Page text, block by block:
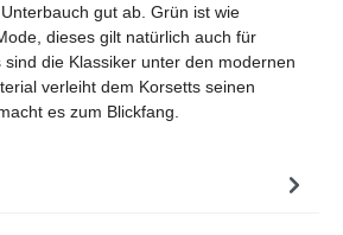
gut ab. Grün ist wie
dieses gilt natürlich auch für
die Klassiker unter den modernen
verleiht dem Korsetts seinen
es zum Blickfang.